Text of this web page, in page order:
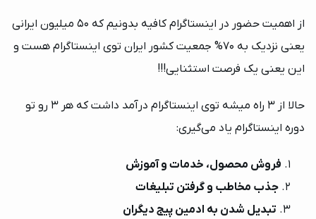
از اهمیت حضور در اینستاگرام کافیه بدونیم که 50 میلیون ایرانی
یعنی نزدیک به 70% جمعیت کشور ایران توی اینستاگرام هست و
این یعنی یک فرصت استثنایی!!!
حالا از 3 راه میشه توی اینستاگرام درآمد داشت که هر 3 رو تو
دوره اینستاگرام یاد می‌گیری:
فروش محصول، خدمات و آموزش
جذب مخاطب و گرفتن تبلیغات
تبدیل شدن به ادمین پیج دیگران
خرید اقساطی از دیدوگرام
شرایط پرداخت اقساطی
خرید اقساطی
ورود به حساب کاربری
شماره موبایل خود را وارد کنید